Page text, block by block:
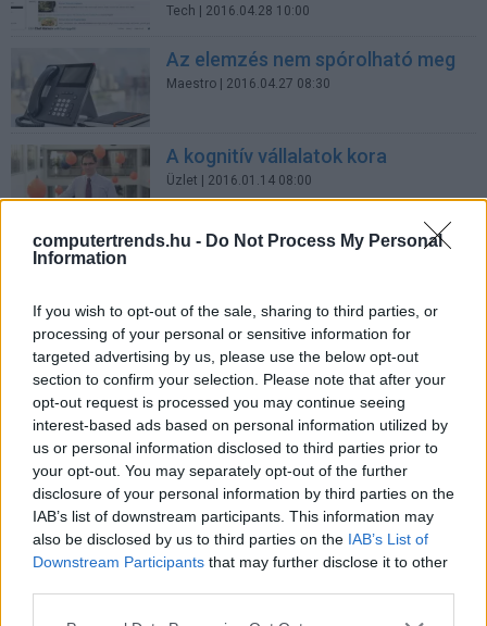
computertrends.hu - Do Not Process My Personal
Information
If you wish to opt-out of the sale, sharing to third parties, or
processing of your personal or sensitive information for
targeted advertising by us, please use the below opt-out
section to confirm your selection. Please note that after your
opt-out request is processed you may continue seeing
interest-based ads based on personal information utilized by
us or personal information disclosed to third parties prior to
your opt-out. You may separately opt-out of the further
disclosure of your personal information by third parties on the
IAB’s list of downstream participants. This information may
also be disclosed by us to third parties on the IAB’s List of
Downstream Participants that may further disclose it to other
Tech | 2016.04.28 10:00
Az elemzés nem spórolható meg
Maestro | 2016.04.27 08:30
A kognitív vállalatok kora
Üzlet | 2016.01.14 08:00
Watson és az okosóra
Felhő a házban
| 2015.03.17 10:00
Mit gondol erről, Watson?
Tech| 2014.11.25 08:00
Extrém levelezés az IBM-től
Üzlet| 2014.11.21 09:00